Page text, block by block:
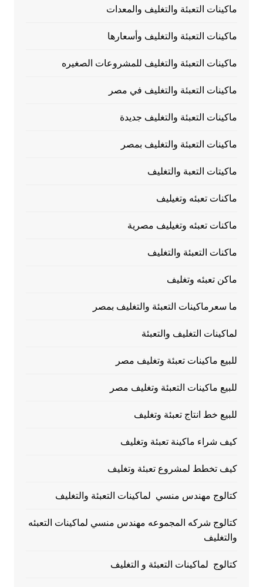
ماكينات التعبئة والتغليف والمعدات
ماكينات التعبئة والتغليف وأسعارها
ماكينات التعبئة والتغليف للمشروعات الصغيره
ماكينات التعبئة والتغليف في مصر
ماكينات التعبئة والتغليف جديدة
ماكينات التعبئة والتغليف بمصر
ماكيتات التعبة والتغليف
ماكنات تعبئه وتغيليف
ماكنات تعبئه وتغيليف مصرية
ماكنات التعبئة والتغليف
ماكن تعبئه وتغليف
ما سعرماكينات التعبئة والتغليف بمصر
لماكينات التغليف والتعبئة
للبيع ماكينات تعبئة وتغليف مصر
للبيع ماكينات التعبئة وتغليف مصر
للبيع خط انتاج تعبئة وتغليف
كيف شراء ماكينة تعبئة وتغليف
كيف تخطط لمشروع تعبئة وتغليف
كتالوج مهندس منسي لماكينات التعبئة والتغليف
كتالوج شركه المجموعه مهندس منسي لماكينات التعبئه
والتغليف
كتالوج لماكينات التعبئة و التغليف